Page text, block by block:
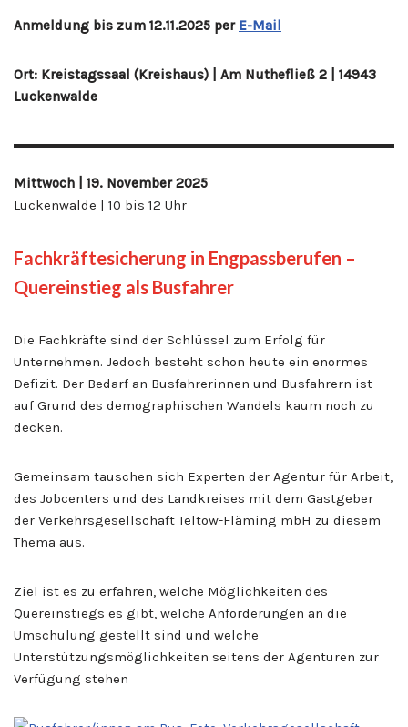
Anmeldung bis zum 12.11.2025 per E-Mail
Ort: Kreistagssaal (Kreishaus) | Am Nuthefließ 2 | 14943
Luckenwalde
Mittwoch | 19. November 2025
Luckenwalde | 10 bis 12 Uhr
Fachkräftesicherung in Engpassberufen –
Quereinstieg als Busfahrer
Die Fachkräfte sind der Schlüssel zum Erfolg für
Unternehmen. Jedoch besteht schon heute ein enormes
Defizit. Der Bedarf an Busfahrerinnen und Busfahrern ist
auf Grund des demographischen Wandels kaum noch zu
decken.
Gemeinsam tauschen sich Experten der Agentur für Arbeit,
des Jobcenters und des Landkreises mit dem Gastgeber
der Verkehrsgesellschaft Teltow-Fläming mbH zu diesem
Thema aus.
Ziel ist es zu erfahren, welche Möglichkeiten des
Quereinstiegs es gibt, welche Anforderungen an die
Umschulung gestellt sind und welche
Unterstützungsmöglichkeiten seitens der Agenturen zur
Verfügung stehen